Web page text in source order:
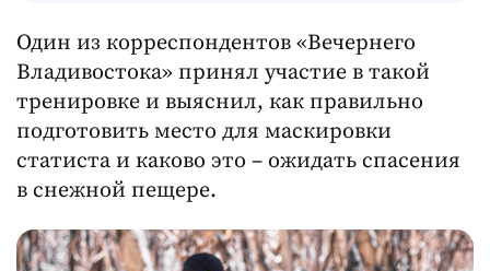
Один из корреспондентов «Вечернего
Владивостока» принял участие в такой
тренировке и выяснил, как правильно
подготовить место для маскировки
статиста и каково это – ожидать спасения
в снежной пещере.